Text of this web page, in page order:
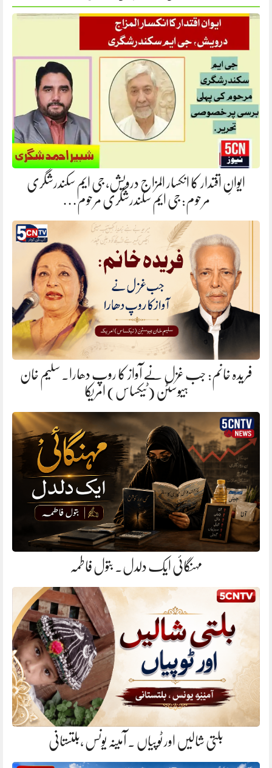
ایوانِ اقتدار کا انکسار المزاج درویش، جی ایم سکندرشگری
مرحوم: جی ایم سکندرشگری مرحوم…
فریدہ خانم: جب غزل نے آواز کا روپ دھارا. سلیم خان
ہیوسٹن (ٹیکساس) امریکا
مہنگائی ایک دلدل. بتول فاطمہ
بلتی شالیں اور ٹوپیاں . آمینہ یونس ،بلتستانی